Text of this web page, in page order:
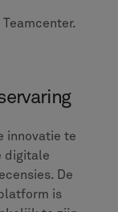
via
bedrijven
kosten